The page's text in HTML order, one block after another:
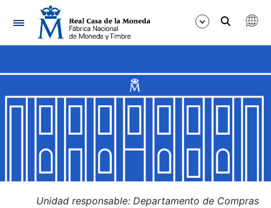
Navegación
Mostrar/Ocultar
Mostrar/Ocultar
Mostrar/Ocultar
Unidad responsable: Departamento de Compras